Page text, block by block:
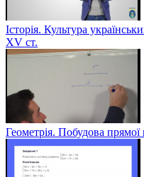
Історія. Культура
XV ст.
Геометрія. Побудова